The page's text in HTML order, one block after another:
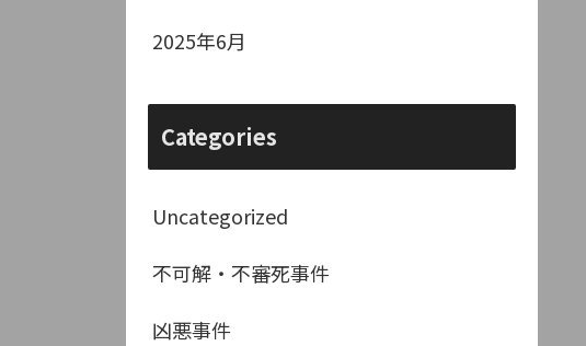
2025年6月
Categories
Uncategorized
不可解・不審死事件
凶悪事件